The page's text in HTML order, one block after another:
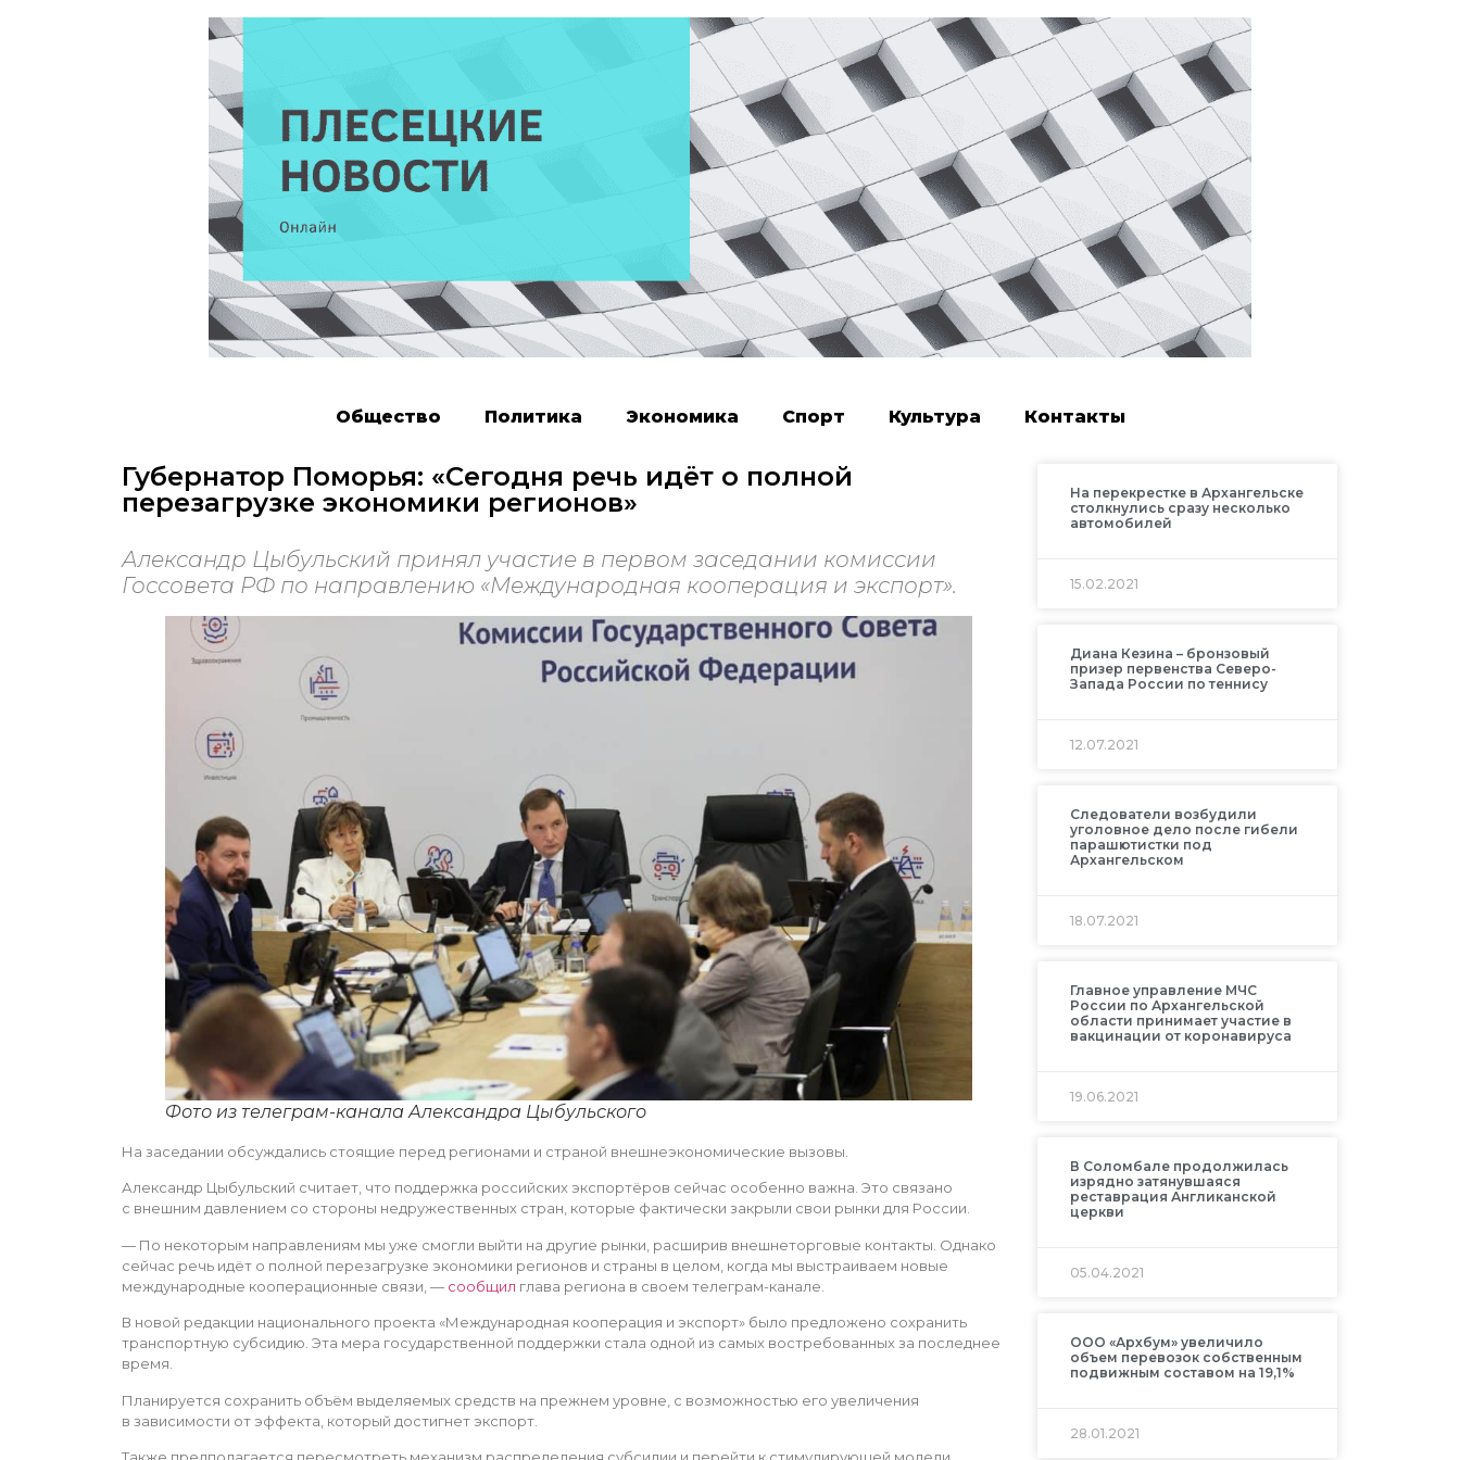
Общество Политика Экономика Спорт Культура Контакты
Губернатор Поморья: «Сегодня речь идёт о полной
перезагрузке экономики регионов»
Александр Цыбульский принял участие в первом заседании комиссии
Госсовета РФ по направлению «Международная кооперация и экспорт».
Фото из телеграм-канала Александра Цыбульского
На заседании обсуждались стоящие перед регионами и страной внешнеэкономические вызовы.
Александр Цыбульский считает, что поддержка российских экспортёров сейчас особенно важна. Это связано
с внешним давлением со стороны недружественных стран, которые фактически закрыли свои рынки для России.
— По некоторым направлениям мы уже смогли выйти на другие рынки, расширив внешнеторговые контакты. Однако
сейчас речь идёт о полной перезагрузке экономики регионов и страны в целом, когда мы выстраиваем новые
международные кооперационные связи, — сообщил глава региона в своем телеграм-канале.
В новой редакции национального проекта «Международная кооперация и экспорт» было предложено сохранить
транспортную субсидию. Эта мера государственной поддержки стала одной из самых востребованных за последнее
время.
Планируется сохранить объём выделяемых средств на прежнем уровне, с возможностью его увеличения
в зависимости от эффекта, который достигнет экспорт.
На перекрестке в Архангельске
столкнулись сразу несколько
автомобилей
15.02.2021
Диана Кезина – бронзовый
призер первенства Северо-
Запада России по теннису
12.07.2021
Следователи возбудили
уголовное дело после гибели
парашютистки под
Архангельском
18.07.2021
Главное управление МЧС
России по Архангельской
области принимает участие в
вакцинации от коронавируса
19.06.2021
В Соломбале продолжилась
изрядно затянувшаяся
реставрация Англиканской
церкви
05.04.2021
ООО «Архбум» увеличило
объем перевозок собственным
подвижным составом на 19,1%
28.01.2021